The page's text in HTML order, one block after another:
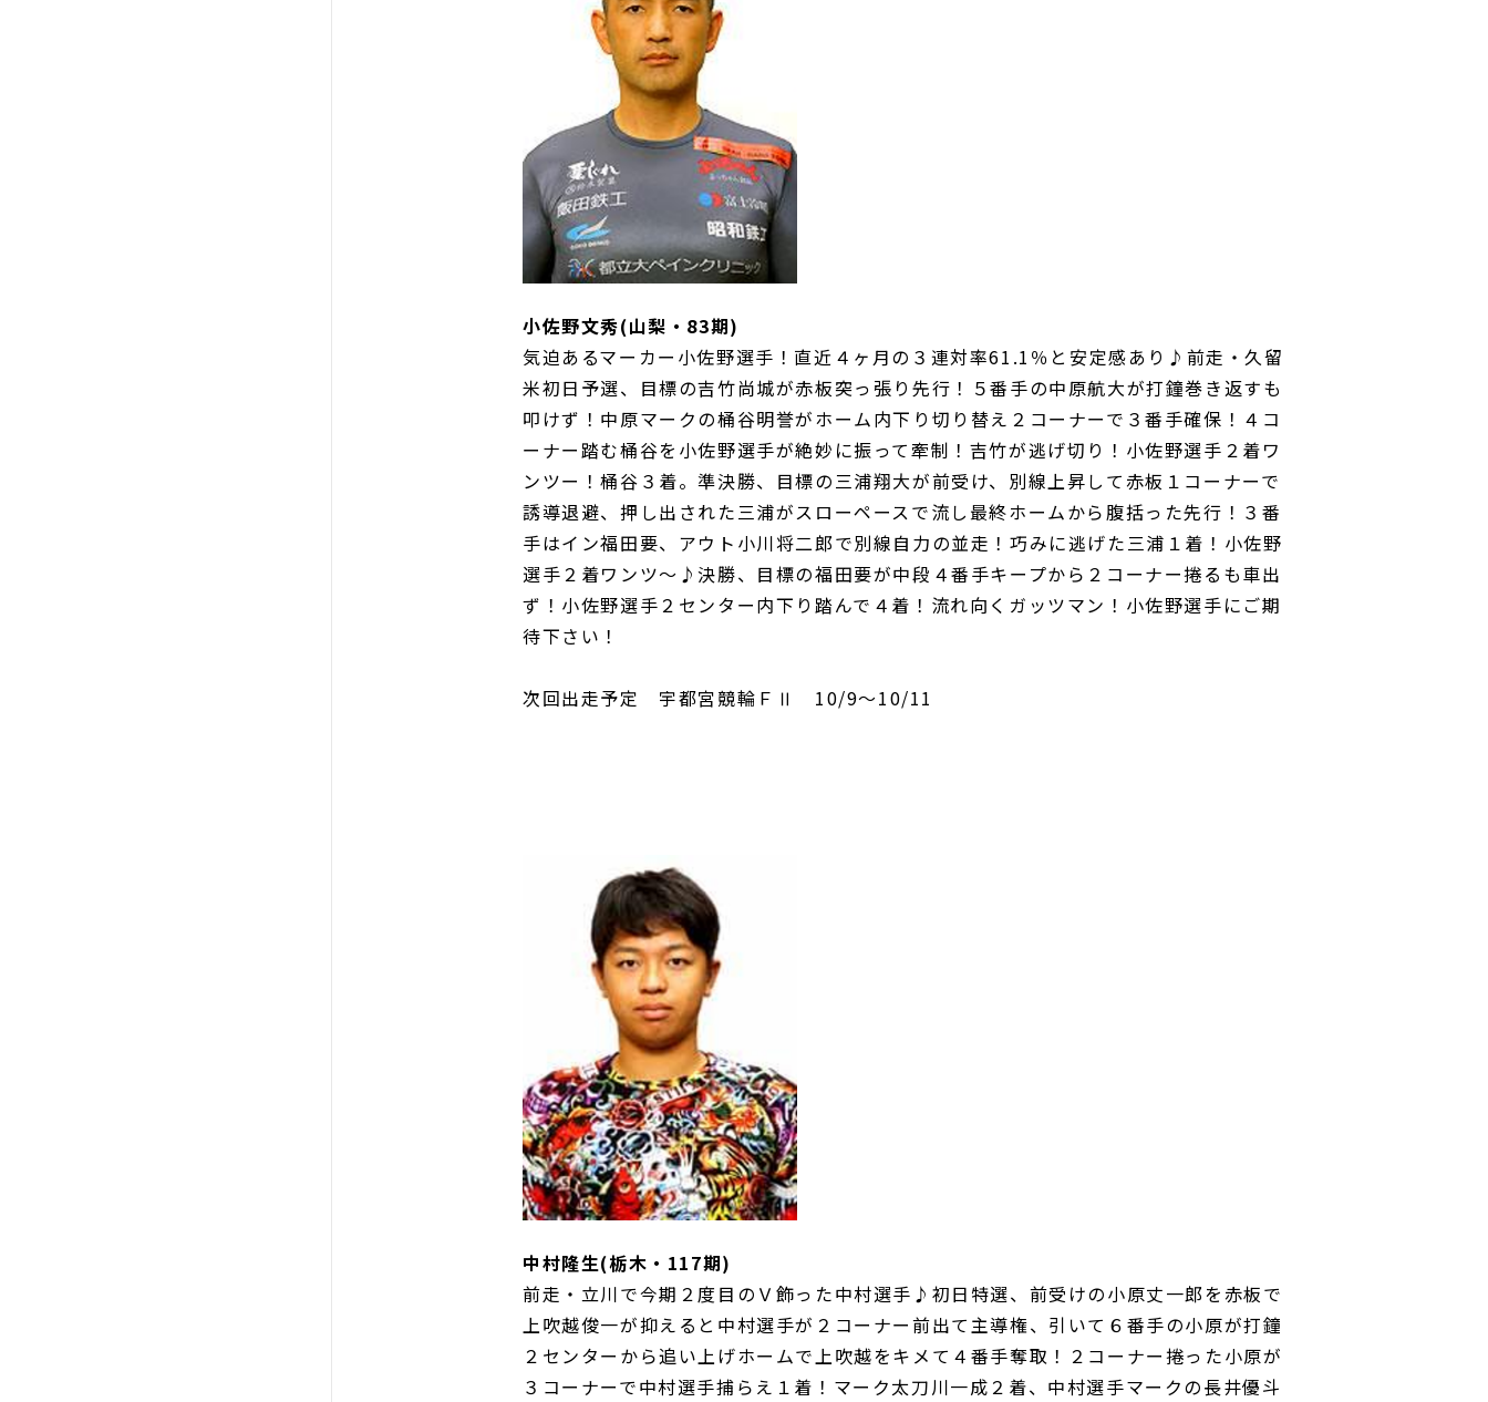
小佐野文秀(山梨・83期)
気迫あるマーカー小佐野選手！直近４ヶ月の３連対率61.1％と安定感あり♪前走・久留
米初日予選、目標の吉竹尚城が赤板突っ張り先行！５番手の中原航大が打鐘巻き返すも
叩けず！中原マークの桶谷明誉がホーム内下り切り替え２コーナーで３番手確保！４コ
ーナー踏む桶谷を小佐野選手が絶妙に振って牽制！吉竹が逃げ切り！小佐野選手２着ワ
ンツー！桶谷３着。準決勝、目標の三浦翔大が前受け、別線上昇して赤板１コーナーで
誘導退避、押し出された三浦がスローペースで流し最終ホームから腹括った先行！３番
手はイン福田要、アウト小川将二郎で別線自力の並走！巧みに逃げた三浦１着！小佐野
選手２着ワンツ～♪決勝、目標の福田要が中段４番手キープから２コーナー捲るも車出
ず！小佐野選手２センター内下り踏んで４着！流れ向くガッツマン！小佐野選手にご期
待下さい！
次回出走予定 宇都宮競輪ＦⅡ 10/9～10/11
中村隆生(栃木・117期)
前走・立川で今期２度目のＶ飾った中村選手♪初日特選、前受けの小原丈一郎を赤板で
上吹越俊一が抑えると中村選手が２コーナー前出て主導権、引いて６番手の小原が打鐘
２センターから追い上げホームで上吹越をキメて４番手奪取！２コーナー捲った小原が
３コーナーで中村選手捕らえ１着！マーク太刀川一成２着、中村選手マークの長井優斗